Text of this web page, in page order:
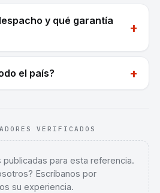
y qué garantía
+
el país? +
VERIFICADOS
publicadas para esta referencia.
Escríbanos por
su experiencia.